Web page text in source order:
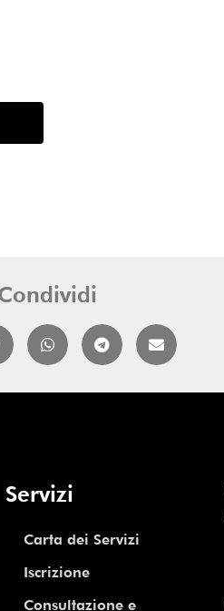
Servizi
Carta dei Servizi
Iscrizione
Consultazione e